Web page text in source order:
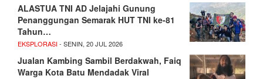
ALASTUA TNI AD Jelajahi Gunung
Penanggungan Semarak HUT TNI ke-81
Tahun…
EKSPLORASI- SENIN, 20 JUL 2026
Jualan Kambing Sambil Berdakwah, Faiq
Warga Kota Batu Mendadak Viral